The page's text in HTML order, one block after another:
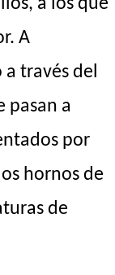
A
través del
pasan a
por
hornos de
de